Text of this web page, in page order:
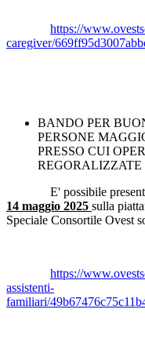
https://
caregiver/
BANDO PER
PERSONE
PRESSO CUI
REGORALIZZATE
E' possibile
14 maggio 2025 sulla
Speciale Consortile Ovest
https://
assistenti-
familiari/